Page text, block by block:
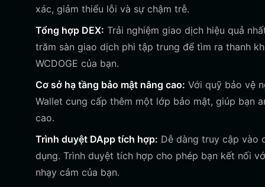
xác, giảm thiểu lỗi và sự chậm trễ.
Tổng hợp DEX: Trải nghiệm giao dịch hiệu quả
trăm sàn giao dịch phi tập trung để tìm ra thanh
WCDOGE của bạn.
Cơ sở hạ tầng bảo mật nâng cao: Với quỹ bảo vệ
Wallet cung cấp thêm một lớp bảo mật, giúp bạn
cao.
Trình duyệt DApp tích hợp: Dễ dàng truy cập vào
dụng. Trình duyệt tích hợp cho phép bạn kết nối
nhạy cảm của bạn.